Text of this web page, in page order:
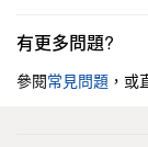
有更多問題?
參閱常見問題 ，或